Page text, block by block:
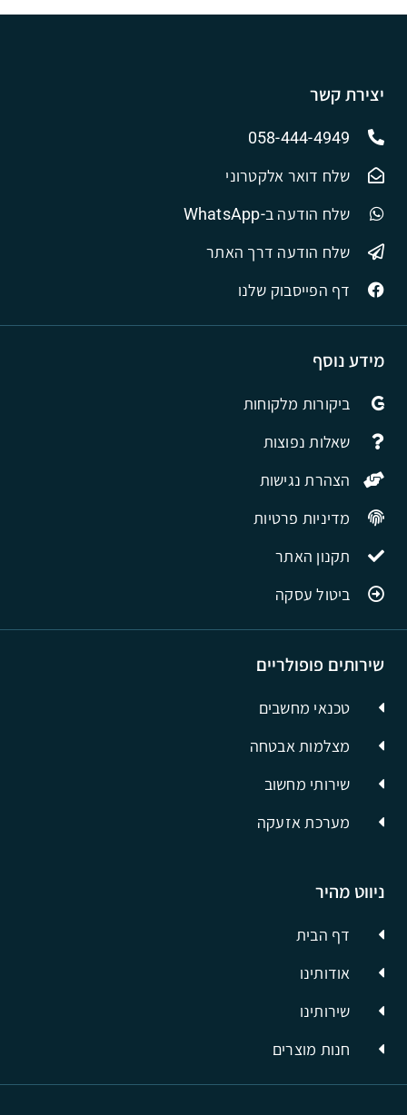
ניווט מהיר
דף הבית
אודותינו
שירותינו
חנות מוצרים
שירותים פופולריים
טכנאי מחשבים
מצלמות אבטחה
שירותי מחשוב
מערכת אזעקה
מידע נוסף
ביקורות מלקוחות
שאלות נפוצות
הצהרת נגישות
מדיניות פרטיות
תקנון האתר
ביטול עסקה
יצירת קשר
058-444-4949
שלח דואר אלקטרוני
שלח הודעה ב-WhatsApp
שלח הודעה דרך האתר
דף הפייסבוק שלנו